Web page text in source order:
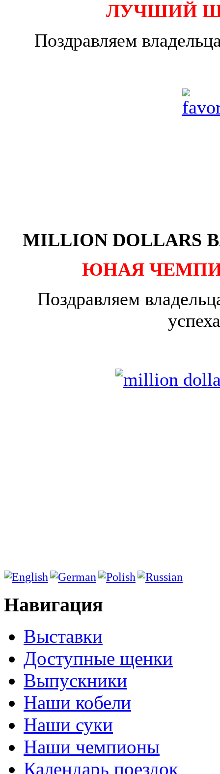
ЛУЧШИЙ
Поздравляем
MILLION DOLLARS
ЮНАЯ
Поздравляем
Навигация
Выставки
Доступные щенки
Выпускники
Наши кобели
Наши суки
Наши чемпионы
Календарь поездок